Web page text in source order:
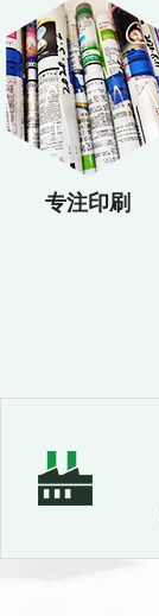
专注印刷